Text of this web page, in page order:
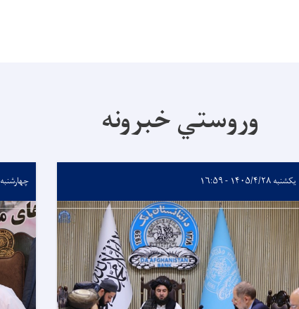
وروستي خبرونه
یکشنبه ۱۴۰۵/۴/۲۸ - ۱۶:۵۹ چهارشنبه ۱۴۰۵/۴/۲۴ - ۱۸:۳۳